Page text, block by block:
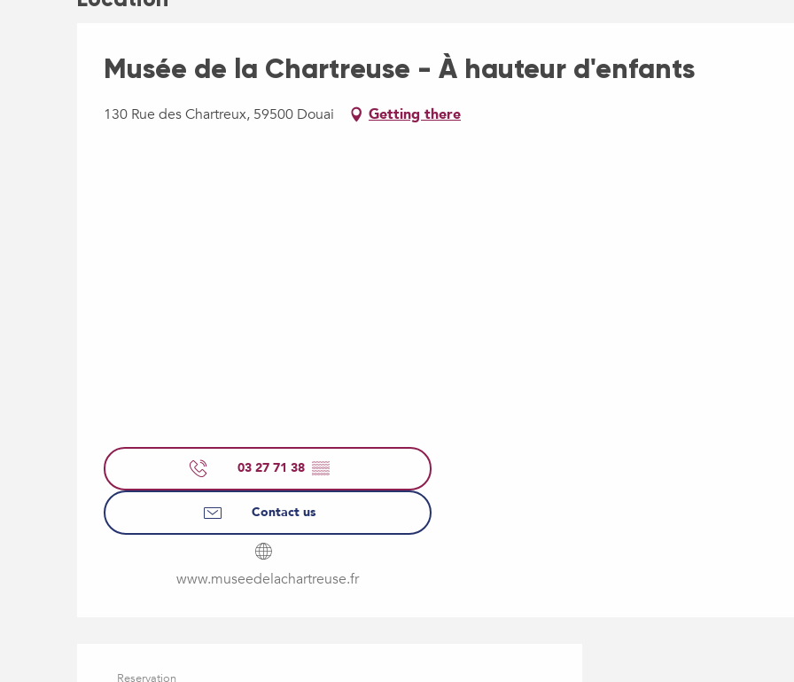
Musée de la Chartreuse - À hauteur d'enfants
130 Rue des Chartreux, 59500 Douai Getting there
03 27 71 38 ▒▒
Contact us
www.museedelachartreuse.fr
Reservation